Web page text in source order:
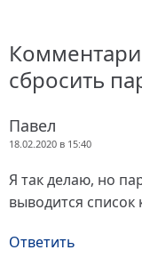
сбросить
Павел
18.02.2020 в 15:40
Я так делаю, но
выводится список
Ответить